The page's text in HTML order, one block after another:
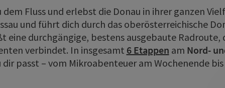
Fluss und erlebst die Donau in ihrer ganzen
und führt dich durch das oberösterreichische
eine durchgängige, bestens ausgebaute
verbindet. In insgesamt 6 Etappen am Nord-
dir passt – vom Mikroabenteuer am Wochenende